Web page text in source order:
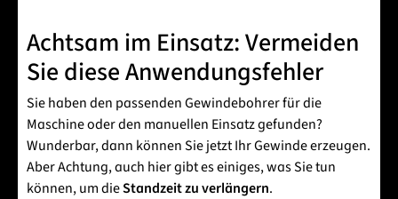
Achtsam im Einsatz: Vermeiden
Sie diese Anwendungsfehler
Sie haben den passenden Gewindebohrer für die
Maschine oder den manuellen Einsatz gefunden?
Wunderbar, dann können Sie jetzt Ihr Gewinde erzeugen.
Aber Achtung, auch hier gibt es einiges, was Sie tun
können, um dieStandzeit zu verlängern.